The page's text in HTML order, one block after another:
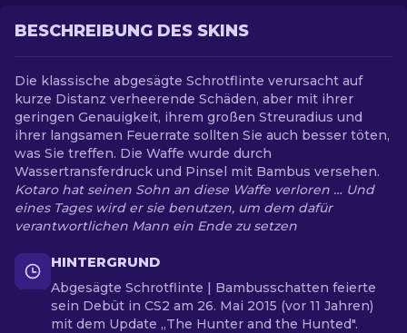
BESCHREIBUNG DES SKINS
Die klassische abgesägte Schrotflinte verursacht auf
kurze Distanz verheerende Schäden, aber mit ihrer
geringen Genauigkeit, ihrem großen Streuradius und
ihrer langsamen Feuerrate sollten Sie auch besser töten,
was Sie treffen. Die Waffe wurde durch
Wassertransferdruck und Pinsel mit Bambus versehen.
Kotaro hat seinen Sohn an diese Waffe verloren … Und
eines Tages wird er sie benutzen, um dem dafür
verantwortlichen Mann ein Ende zu setzen
HINTERGRUND
Abgesägte Schrotflinte | Bambusschatten feierte
sein Debüt in CS2 am 26. Mai 2015 (vor 11 Jahren)
mit dem Update „The Hunter and the Hunted".